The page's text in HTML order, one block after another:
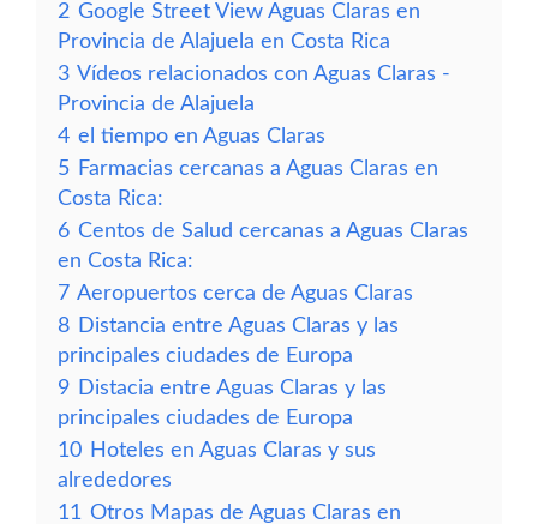
2 Google Street View Aguas Claras en
Provincia de Alajuela en Costa Rica
3 Vídeos relacionados con Aguas Claras -
Provincia de Alajuela
4 el tiempo en Aguas Claras
5 Farmacias cercanas a Aguas Claras en
Costa Rica:
6 Centos de Salud cercanas a Aguas Claras
en Costa Rica:
7 Aeropuertos cerca de Aguas Claras
8 Distancia entre Aguas Claras y las
principales ciudades de Europa
9 Distacia entre Aguas Claras y las
principales ciudades de Europa
10 Hoteles en Aguas Claras y sus
alrededores
11 Otros Mapas de Aguas Claras en